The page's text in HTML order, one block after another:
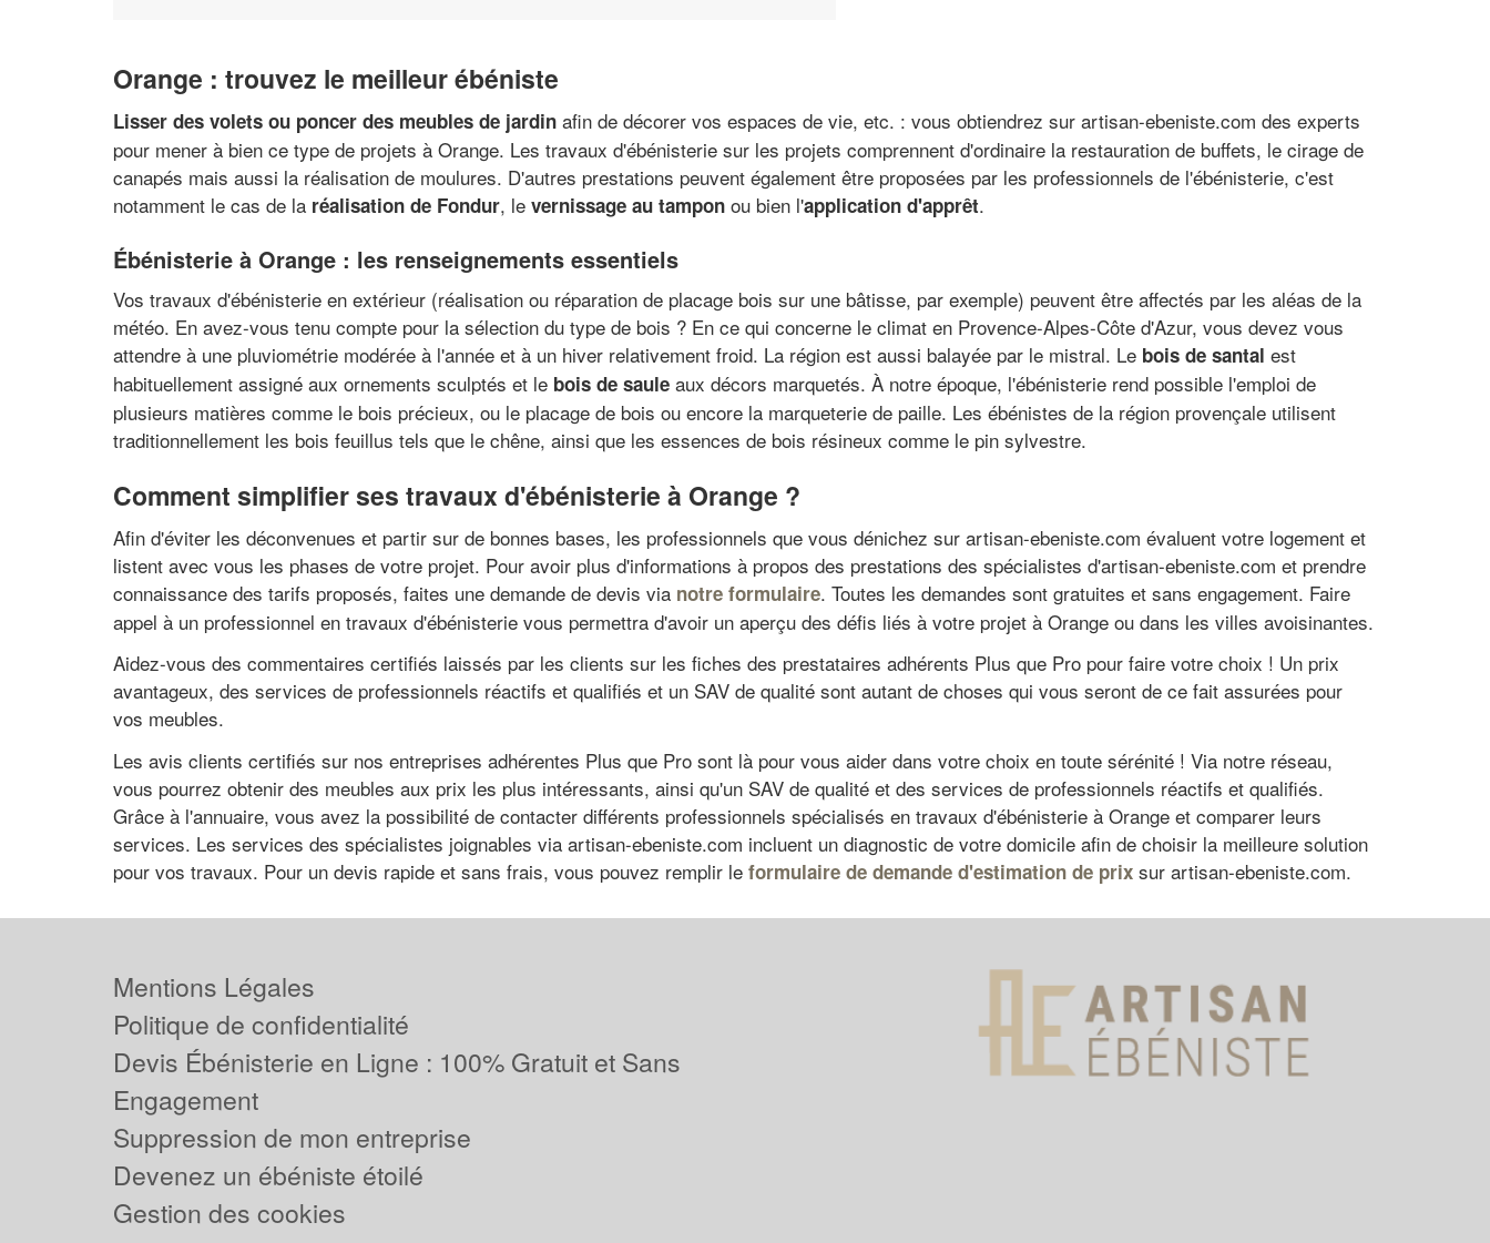
Orange : trouvez le meilleur ébéniste
Lisser des volets ou poncer des meubles de jardin afin de décorer vos espaces de vie, etc. : vous obtiendrez sur artisan-ebeniste.com des experts
pour mener à bien ce type de projets à Orange. Les travaux d'ébénisterie sur les projets comprennent d'ordinaire la restauration de buffets, le cirage de
canapés mais aussi la réalisation de moulures. D'autres prestations peuvent également être proposées par les professionnels de l'ébénisterie, c'est
notamment le cas de la réalisation de Fondur, le vernissage au tampon ou bien l'application d'apprêt.
Ébénisterie à Orange : les renseignements essentiels
Vos travaux d'ébénisterie en extérieur (réalisation ou réparation de placage bois sur une bâtisse, par exemple) peuvent être affectés par les aléas de la
météo. En avez-vous tenu compte pour la sélection du type de bois ? En ce qui concerne le climat en Provence-Alpes-Côte d'Azur, vous devez vous
attendre à une pluviométrie modérée à l'année et à un hiver relativement froid. La région est aussi balayée par le mistral. Le bois de santal est
habituellement assigné aux ornements sculptés et le bois de saule aux décors marquetés. À notre époque, l'ébénisterie rend possible l'emploi de
plusieurs matières comme le bois précieux, ou le placage de bois ou encore la marqueterie de paille. Les ébénistes de la région provençale utilisent
traditionnellement les bois feuillus tels que le chêne, ainsi que les essences de bois résineux comme le pin sylvestre.
Comment simplifier ses travaux d'ébénisterie à Orange ?
Afin d'éviter les déconvenues et partir sur de bonnes bases, les professionnels que vous dénichez sur artisan-ebeniste.com évaluent votre logement et
listent avec vous les phases de votre projet. Pour avoir plus d'informations à propos des prestations des spécialistes d'artisan-ebeniste.com et prendre
connaissance des tarifs proposés, faites une demande de devis via notre formulaire. Toutes les demandes sont gratuites et sans engagement. Faire
appel à un professionnel en travaux d'ébénisterie vous permettra d'avoir un aperçu des défis liés à votre projet à Orange ou dans les villes avoisinantes.
Aidez-vous des commentaires certifiés laissés par les clients sur les fiches des prestataires adhérents Plus que Pro pour faire votre choix ! Un prix
avantageux, des services de professionnels réactifs et qualifiés et un SAV de qualité sont autant de choses qui vous seront de ce fait assurées pour
vos meubles.
Les avis clients certifiés sur nos entreprises adhérentes Plus que Pro sont là pour vous aider dans votre choix en toute sérénité ! Via notre réseau,
vous pourrez obtenir des meubles aux prix les plus intéressants, ainsi qu'un SAV de qualité et des services de professionnels réactifs et qualifiés.
Grâce à l'annuaire, vous avez la possibilité de contacter différents professionnels spécialisés en travaux d'ébénisterie à Orange et comparer leurs
services. Les services des spécialistes joignables via artisan-ebeniste.com incluent un diagnostic de votre domicile afin de choisir la meilleure solution
pour vos travaux. Pour un devis rapide et sans frais, vous pouvez remplir le formulaire de demande d'estimation de prix sur artisan-ebeniste.com.
Mentions Légales
Politique de confidentialité
Devis Ébénisterie en Ligne : 100% Gratuit et Sans
Engagement
Suppression de mon entreprise
Devenez un ébéniste étoilé
Gestion des cookies